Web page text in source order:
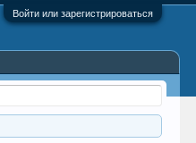
Войти или зарегистрироваться